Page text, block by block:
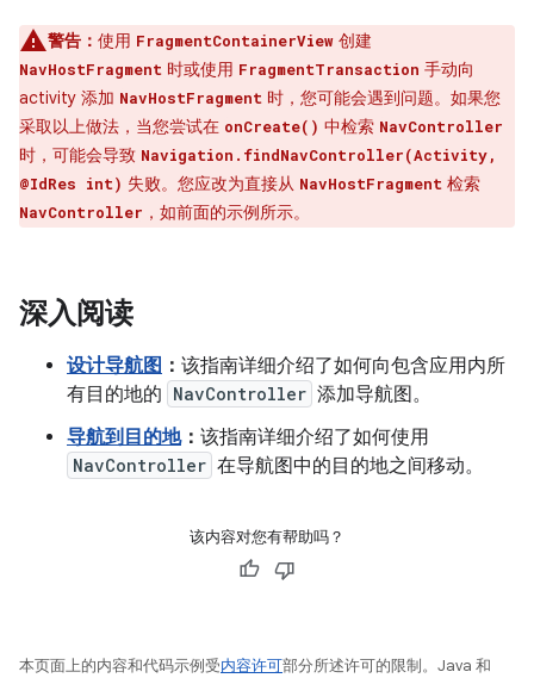
警告： 使用 FragmentContainerView 创建
NavHostFragment 时或使用 FragmentTransaction 手动向
activity 添加 NavHostFragment 时，您可能会遇到问题。如果您
采取以上做法，当您尝试在 onCreate() 中检索 NavController
时，可能会导致 Navigation.findNavController(Activity,
@IdRes int) 失败。您应改为直接从 NavHostFragment 检索
NavController ，如前面的示例所示。
深入阅读
设计导航图 ： 该指南详细介绍了如何向包含应用内所
有目的地的 NavController 添加导航图。
导航到目的地： 该指南详细介绍了如何使用
NavController 在导航图中的目的地之间移动。
该内容对您有帮助吗？
本页面上的内容和代码示例受内容许可部分所述许可的限制。Java 和